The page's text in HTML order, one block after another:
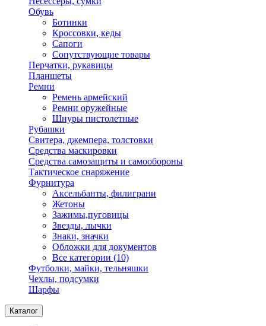
Обувь
Ботинки
Кроссовки, кеды
Сапоги
Сопутствующие товары
Перчатки, рукавицы
Планшеты
Ремни
Ремень армейский
Ремни оружейные
Шнуры пистолетные
Рубашки
Свитера, джемпера, толстовки
Средства маскировки
Средства самозащиты и самообороны
Тактическое снаряжение
Фурнитура
Аксельбанты, филиграни
Жетоны
Зажимы,пуговицы
Звезды, лычки
Знаки, значки
Обложки для документов
Все категории (10)
Футболки, майки, тельняшки
Чехлы, подсумки
Шарфы
Каталог